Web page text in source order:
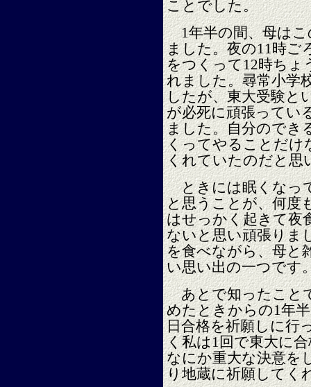
ことでした。
1年半の間、母はこ
ました。夜の11時ご
をつくって12時ちょ
れました。尋常小学
したが、東大受験と
が必死に頑張ってい
ました。自分のでき
くってやることだけ
くれていたのだと思
ときには眠くなっ
と思うことが、何度
はせっかく起きて夜
ないと思い頑張りま
を食べながら、母と
い思い出の一つです
あとで知ったこと
めたときからの1年
日合格を祈願しに行
く私は1回で東大に
なにか重大な決意を
り地蔵に祈願してく